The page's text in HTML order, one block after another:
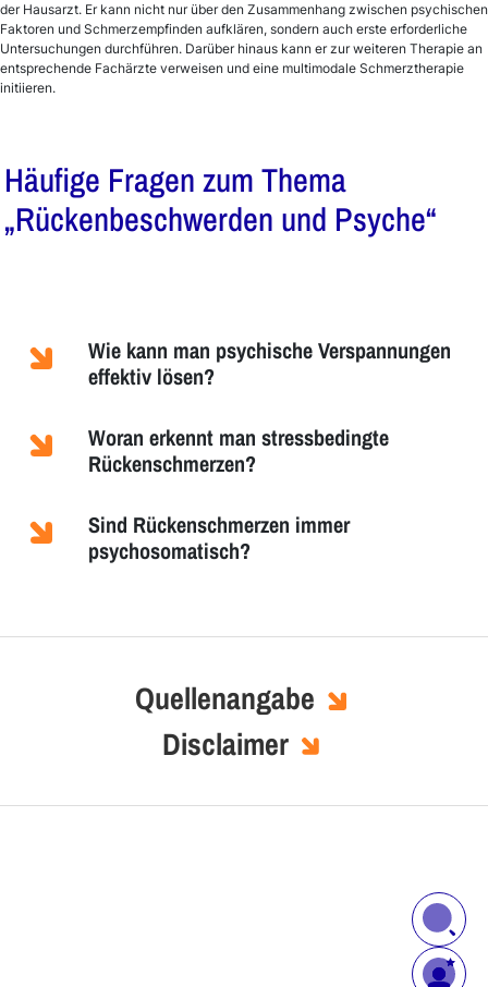
der Hausarzt. Er kann nicht nur über den Zusammenhang zwischen psychischen
Faktoren und Schmerzempfinden aufklären, sondern auch erste erforderliche
Untersuchungen durchführen. Darüber hinaus kann er zur weiteren Therapie an
entsprechende Fachärzte verweisen und eine multimodale Schmerztherapie
initiieren.
Häufige Fragen zum Thema
„Rückenbeschwerden und Psyche“
Wie kann man psychische Verspannungen
effektiv lösen?
Woran erkennt man stressbedingte
Rückenschmerzen?
Sind Rückenschmerzen immer
psychosomatisch?
Quellenangabe
Disclaimer